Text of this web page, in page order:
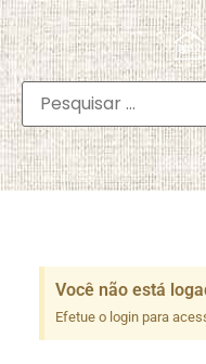
Você não está
Efetue o login para